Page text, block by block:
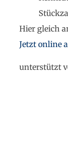
Hier gleich
Jetzt online
unterstützt